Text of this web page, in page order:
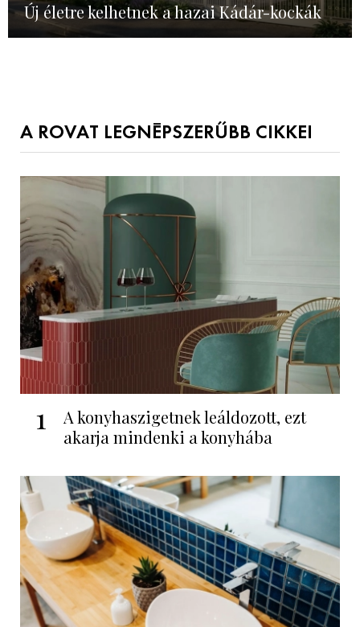
Új életre kelhetnek a hazai Kádár-kockák
A ROVAT LEGNÉPSZERŰBB CIKKEI
1
A konyhaszigetnek leáldozott, ezt
akarja mindenki a konyhába